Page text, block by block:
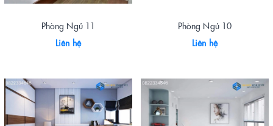
Phòng Ngủ 11
Liên hệ
Phòng Ngủ 10
Liên hệ